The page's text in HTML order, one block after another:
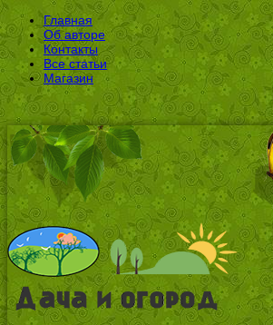
Главная
Об авторе
Контакты
Все статьи
Магазин